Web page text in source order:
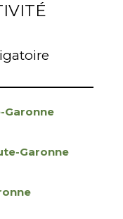
Garonne
Garonne